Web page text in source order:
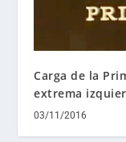
Carga de la
extrema
03/11/2016